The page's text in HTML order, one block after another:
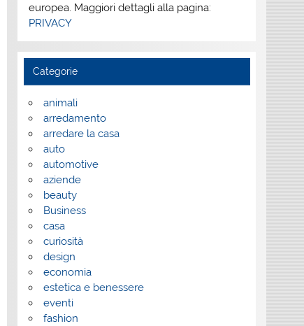
europea. Maggiori dettagli alla pagina:
PRIVACY
Categorie
animali
arredamento
arredare la casa
auto
automotive
aziende
beauty
Business
casa
curiosità
design
economia
estetica e benessere
eventi
fashion